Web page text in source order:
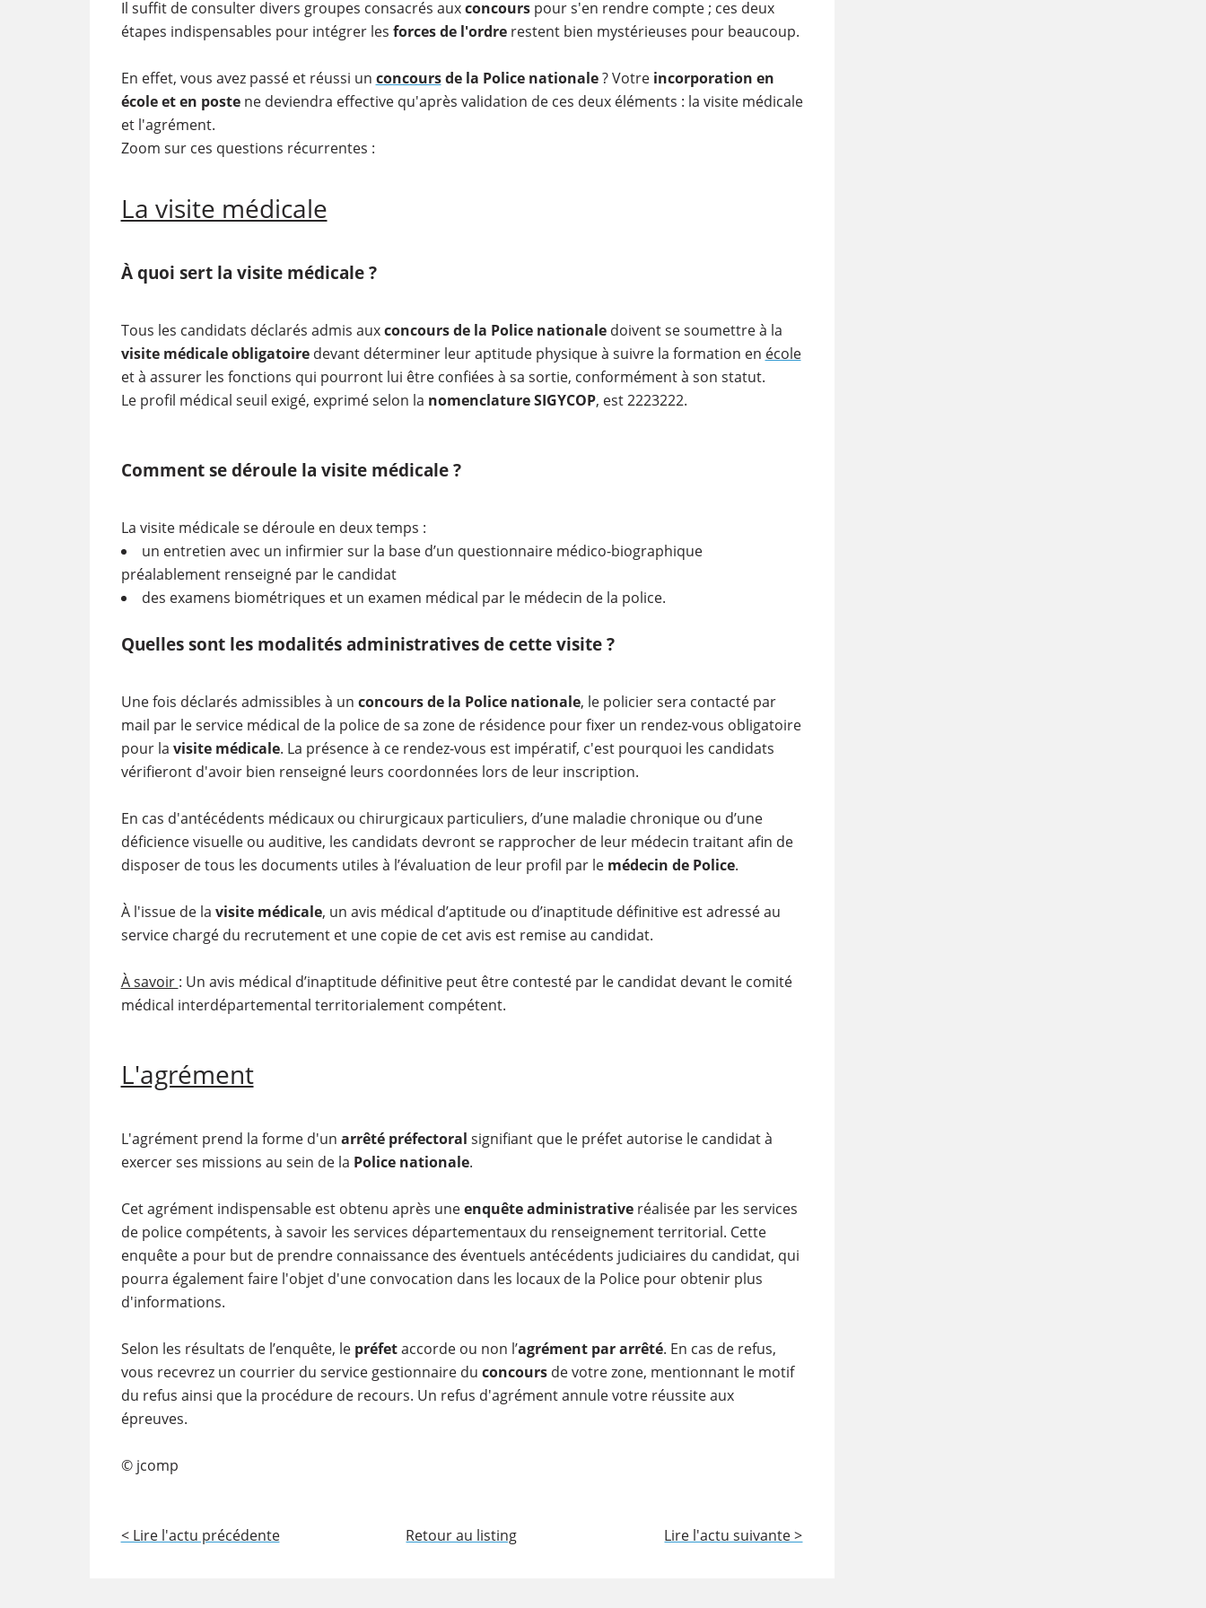
Il suffit de consulter divers groupes consacrés auxconcourspour s'en rendre compte ; ces deux
étapes indispensables pour intégrer les forces de l'ordrerestent bien mystérieuses pour beaucoup.
En effet, vous avez passé et réussi un concoursde la Police nationale? Votre incorporation en
école et en postene deviendra effective qu'après validation de ces deux éléments : la visite médicale
et l'agrément.
Zoom sur ces questions récurrentes :
La visite médicale
À quoi sert la visite médicale ?
Tous les candidats déclarés admis auxconcours de la Police nationaledoivent se soumettre à la
visite médicale obligatoiredevant déterminer leur aptitude physique à suivre la formation en école
et à assurer les fonctions qui pourront lui être confiées à sa sortie, conformément à son statut.
Le profil médical seuil exigé, exprimé selon la nomenclature SIGYCOP, est 2223222.
Comment se déroule la visite médicale ?
La visite médicale se déroule en deux temps :
un entretien avec un infirmier sur la base d’un questionnaire médico-biographique
préalablement renseigné par le candidat
des examens biométriques et un examen médical par le médecin de la police.
Quelles sont les modalités administratives de cette visite ?
Une fois déclarés admissibles à un concours de la Police nationale, le policier sera contacté par
mail par le service médical de la police de sa zone de résidence pour fixer un rendez-vous obligatoire
pour la visite médicale. La présence à ce rendez-vous est impératif, c'est pourquoi les candidats
vérifieront d'avoir bien renseigné leurs coordonnées lors de leur inscription.
En cas d'antécédents médicaux ou chirurgicaux particuliers, d’une maladie chronique ou d’une
déficience visuelle ou auditive, les candidats devront se rapprocher de leur médecin traitant afin de
disposer de tous les documents utiles à l’évaluation de leur profil par le médecin de Police.
À l'issue de la visite médicale, un avis médical d’aptitude ou d’inaptitude définitive est adressé au
service chargé du recrutement et une copie de cet avis est remise au candidat.
À savoir : Un avis médical d’inaptitude définitive peut être contesté par le candidat devant le comité
médical interdépartemental territorialement compétent.
L'agrément
L'agrément prend la forme d'un arrêté préfectoral signifiant que le préfet autorise le candidat à
exercer ses missions au sein de la Police nationale.
Cet agrément indispensable est obtenu après uneenquête administrativeréalisée par les services
de police compétents, à savoir les services départementaux du renseignement territorial. Cette
enquête a pour but de prendre connaissance des éventuels antécédents judiciaires du candidat, qui
pourra également faire l'objet d'une convocation dans les locaux de la Police pour obtenir plus
d'informations.
Selon les résultats de l’enquête, le préfetaccorde ou non l’agrément par arrêté. En cas de refus,
vous recevrez un courrier du service gestionnaire du concoursde votre zone, mentionnant le motif
du refus ainsi que la procédure de recours. Un refus d'agrément annule votre réussite aux
épreuves.
© jcomp
< Lire l'actu précédente Retour au listing Lire l'actu suivante >